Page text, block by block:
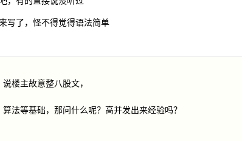
写了，怪不得觉得语法简单
楼主故意整八股文，
法等基础，那问什么呢？高并发出来经验吗？